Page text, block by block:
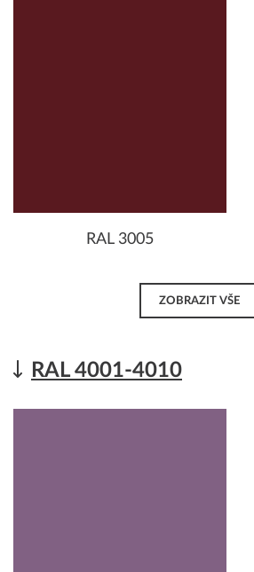
RAL 3005
ZOBRAZIT VŠE
RAL 4001-4010